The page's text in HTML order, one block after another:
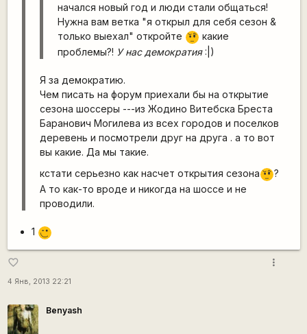
начался новый год и люди стали общаться!
Нужна вам ветка "я открыл для себя сезон &
только выехал" откройте ??? какие
проблемы?! У нас демократия:|)
Я за демократию.
Чем писать на форум приехали бы на открытие
сезона шоссеры ---из Жодино Витебска Бреста
Баранович Могилева из всех городов и поселков
деревень и посмотрели друг на друга . а то вот
вы какие. Да мы такие.
кстати серьезно как насчет открытия сезона????
А то как-то вроде и никогда на шоссе и не
проводили.
1 ,-)
favorite_border
4 Янв, 2013 22:21
more_vert
Benyash